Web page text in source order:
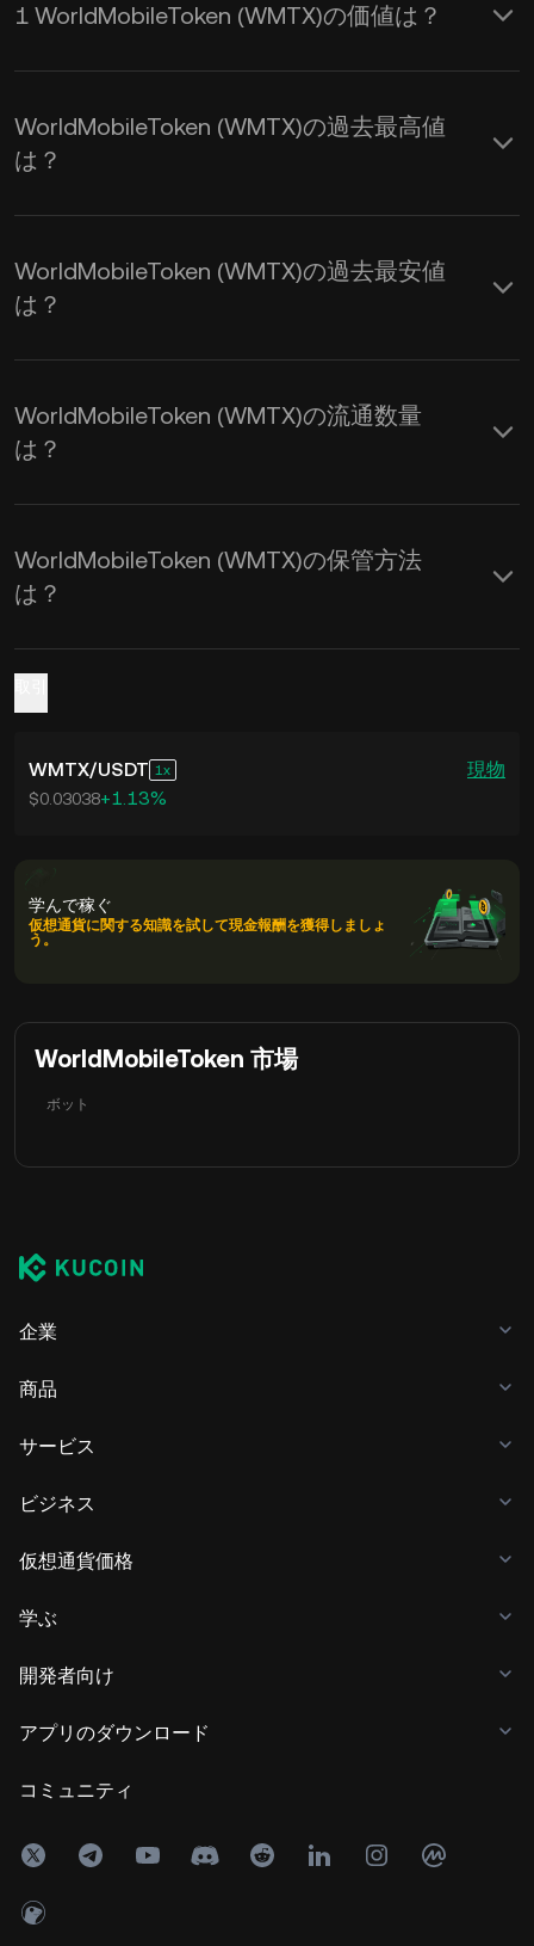
1 WorldMobileToken (WMTX)の価値は？
KuCoinはWorldMobileToken (WMTX)に
対してリアルタイムでのUSD価格更新
を提供します。WorldMobileTokenの価
して、WMTXからUSDへのリアルタイ
ム交換レートを取得できます。
WorldMobileToken (WMTX)の過去最高値
は？
WorldMobileToken (WMTX)の過去最安値
は？
WorldMobileToken (WMTX)の流通数量
は？
WorldMobileToken (WMTX)の保管方法
は？
WMTX/USDT 1 現物
$0.03038+1.13%
学んで稼ぐ
仮想通貨に関する知識を試して現金報酬を獲得しましょ
う。
WorldMobileToken 市場
ボット
企業
商品
サービス
ビジネス
仮想通貨価格
学ぶ
開発者向け
アプリのダウンロード
コミュニティ